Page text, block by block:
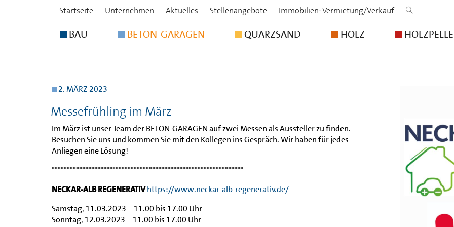
Startseite Unternehmen Aktuelles Stellenangebote Immobilien: Vermietung/Verkauf
BAU BETON-GARAGEN QUARZSAND HOLZ
2. MÄRZ 2023
Messefrühling im März
Im März ist unser Team der BETON-GARAGEN auf zwei Messen als Aussteller zu finden.
Besuchen Sie uns und kommen Sie mit den Kollegen ins Gespräch. Wir haben für jedes
Anliegen eine Lösung!
***************************************************************
NECKAR-ALB REGENERATIVhttps://www.neckar-alb-regenerativ.de/
Samstag, 11.03.2023 – 11.00 bis 17.00 Uhr
Sonntag, 12.03.2023 – 11.00 bis 17.00 Uhr